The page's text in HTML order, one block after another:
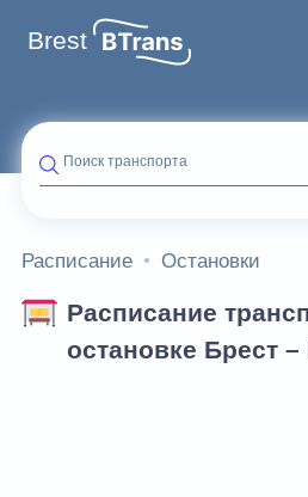
Brest
Поиск транспорта
Расписание Остановки
Расписание
остановке Брест –